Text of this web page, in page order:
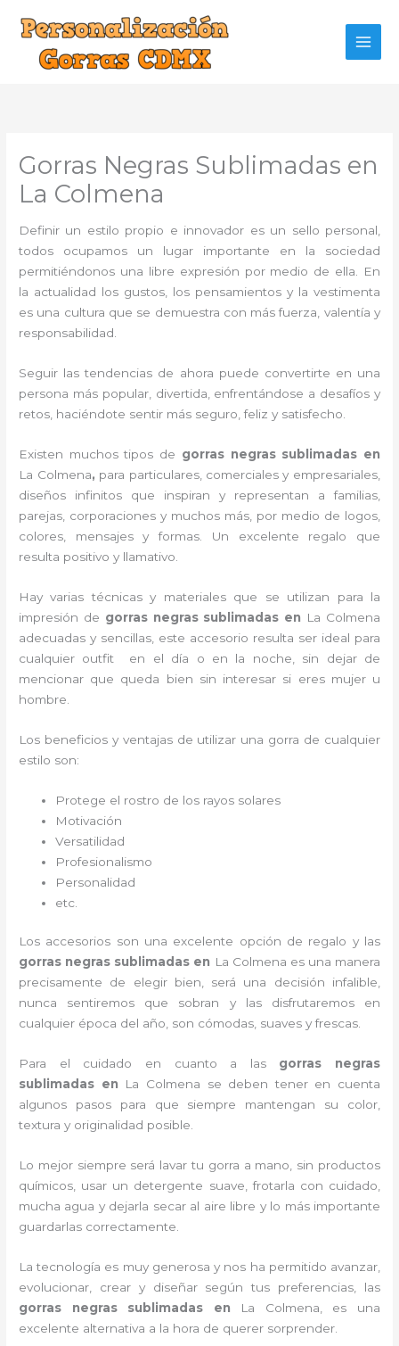
contenido
Gorras Negras Sublimadas en
La Colmena
Definir un estilo propio e innovador es un sello personal,
todos ocupamos un lugar importante en la sociedad
permitiéndonos una libre expresión por medio de ella. En
la actualidad los gustos, los pensamientos y la vestimenta
es una cultura que se demuestra con más fuerza, valentía y
responsabilidad.
Seguir las tendencias de ahora puede convertirte en una
persona más popular, divertida, enfrentándose a desafíos y
retos, haciéndote sentir más seguro, feliz y satisfecho.
Existen muchos tipos de gorras negras sublimadas en
La Colmena, para particulares, comerciales y empresariales,
diseños infinitos que inspiran y representan a familias,
parejas, corporaciones y muchos más, por medio de logos,
colores, mensajes y formas. Un excelente regalo que
resulta positivo y llamativo.
Hay varias técnicas y materiales que se utilizan para la
impresión de gorras negras sublimadas en La Colmena
adecuadas y sencillas, este accesorio resulta ser ideal para
cualquier outfit en el día o en la noche, sin dejar de
mencionar que queda bien sin interesar si eres mujer u
hombre.
Los beneficios y ventajas de utilizar una gorra de cualquier
estilo son:
Protege el rostro de los rayos solares
Motivación
Versatilidad
Profesionalismo
Personalidad
etc.
Los accesorios son una excelente opción de regalo y las
gorras negras sublimadas en La Colmena es una manera
precisamente de elegir bien, será una decisión infalible,
nunca sentiremos que sobran y las disfrutaremos en
cualquier época del año, son cómodas, suaves y frescas.
Para el cuidado en cuanto a las gorras negras
sublimadas en La Colmena
se deben tener en cuenta
algunos pasos para que siempre mantengan su color,
textura y originalidad posible.
Lo mejor siempre será lavar tu gorra a mano, sin productos
químicos, usar un detergente suave, frotarla con cuidado,
mucha agua y dejarla secar al aire libre y lo más importante
guardarlas correctamente.
La tecnología es muy generosa y nos ha permitido avanzar,
evolucionar, crear y diseñar según tus preferencias, las
gorras negras sublimadas en
La Colmena, es una
excelente alternativa a la hora de querer sorprender.